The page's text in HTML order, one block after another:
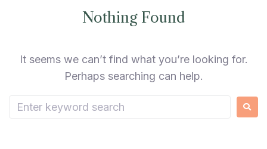
Nothing Found
It seems we can’t find what you’re looking for.
Perhaps searching can help.